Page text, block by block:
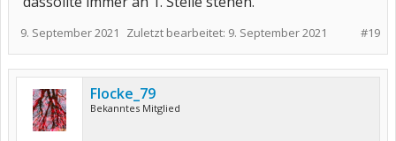
#19
9. September 2021 Zuletzt bearbeitet: 9. September 2021
Flocke_79
Bekanntes Mitglied